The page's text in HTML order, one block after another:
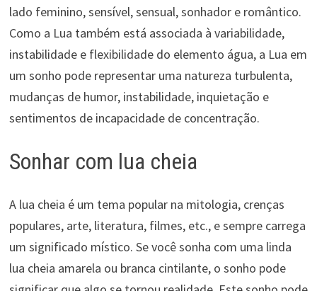
lado feminino, sensível, sensual, sonhador e romântico.
Como a Lua também está associada à variabilidade,
instabilidade e flexibilidade do elemento água, a Lua em
um sonho pode representar uma natureza turbulenta,
mudanças de humor, instabilidade, inquietação e
sentimentos de incapacidade de concentração.
Sonhar com lua cheia
A lua cheia é um tema popular na mitologia, crenças
populares, arte, literatura, filmes, etc., e sempre carrega
um significado místico. Se você sonha com uma linda
lua cheia amarela ou branca cintilante, o sonho pode